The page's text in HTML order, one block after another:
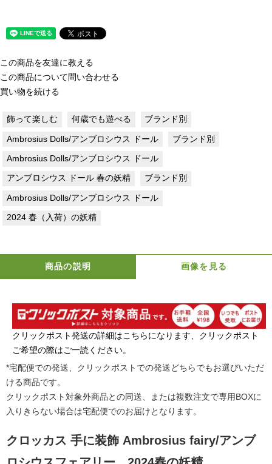
この商品を友達に教える
この商品について問い合わせる
買い物を続ける
飾って楽しむ 何歳でも遊べる ブランド別
Ambrosius Dolls/アンブロシウス ドール ブランド別
Ambrosius Dolls/アンブロシウス ドール
アンブロシウス ドール 春の妖精 ブランド別
Ambrosius Dolls/アンブロシウス ドール
2024 春（入荷）の妖精
商品の説明 画像を見る
クリックポスト発送の詳細はこちらになります、クリックポスト
ご希望の際はご一読ください。
*宅配便での発送、クリックポストでの発送どちらでもお選びいただ
ける商品です。
クリックポスト対象外商品との同送、または複数注文で専用BOXに
入りきらない場合は宅配便でのお届けとなります。
クロッカス 手に装飾 Ambrosius fairy/アンブ